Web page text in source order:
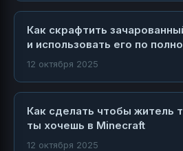
Как скрафтить
и использовать его по
12 октября 2025
Как сделать чтобы житель
ты хочешь в Minecraft
12 октября 2025